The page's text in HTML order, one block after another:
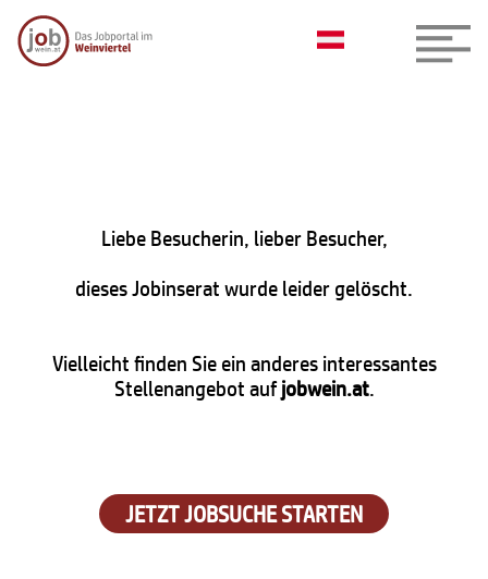
Liebe Besucherin, lieber Besucher,
dieses Jobinserat wurde leider gelöscht.
Vielleicht finden Sie ein anderes interessantes
Stellenangebot aufjobwein.at.
JETZT JOBSUCHE STARTEN